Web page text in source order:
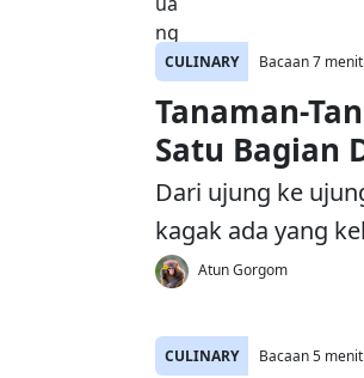
CULINARY Bacaan 7 menit
Tanaman-
Satu Bagian
Dari ujung ke
kagak ada yang
Atun Gorgom
CULINARY Bacaan 5 menit